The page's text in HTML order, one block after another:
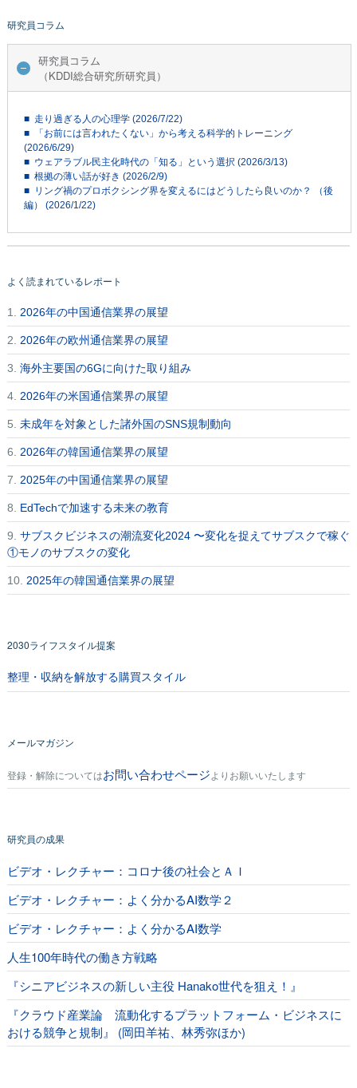
研究員コラム
研究員コラム
（KDDI総合研究所研究員）
■ 走り過ぎる人の心理学 (2026/7/22)
■ 「お前には言われたくない」から考える科学的トレーニング
(2026/6/29)
■ ウェアラブル民主化時代の「知る」という選択 (2026/3/13)
■ 根拠の薄い話が好き (2026/2/9)
■ リング禍のプロボクシング界を変えるにはどうしたら良いのか？ （後
編） (2026/1/22)
よく読まれているレポート
1. 2026年の中国通信業界の展望
2. 2026年の欧州通信業界の展望
3. 海外主要国の6Gに向けた取り組み
4. 2026年の米国通信業界の展望
5. 未成年を対象とした諸外国のSNS規制動向
6. 2026年の韓国通信業界の展望
7. 2025年の中国通信業界の展望
8. EdTechで加速する未来の教育
9. サブスクビジネスの潮流変化2024 〜変化を捉えてサブスクで稼ぐ
①モノのサブスクの変化
10. 2025年の韓国通信業界の展望
2030ライフスタイル提案
整理・収納を解放する購買スタイル
メールマガジン
登録・解除についてはお問い合わせページ よりお願いいたします
研究員の成果
ビデオ・レクチャー：コロナ後の社会とＡＩ
ビデオ・レクチャー：よく分かるAI数学２
ビデオ・レクチャー：よく分かるAI数学
人生100年時代の働き方戦略
『シニアビジネスの新しい主役 Hanako世代を狙え！』
『クラウド産業論 流動化するプラットフォーム・ビジネスに
おける競争と規制』 (岡田羊祐、林秀弥ほか)